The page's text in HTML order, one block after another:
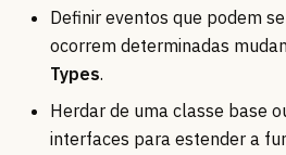
Definir eventos que podem
ocorrem determinadas
Types.
Herdar de uma classe base
interfaces para estender a